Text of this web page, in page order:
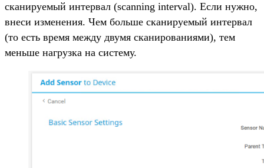
сканируемый интервал (scanning interval). Если нужно,
внеси изменения. Чем больше сканируемый интервал
(то есть время между двумя сканированиями), тем
меньше нагрузка на систему.